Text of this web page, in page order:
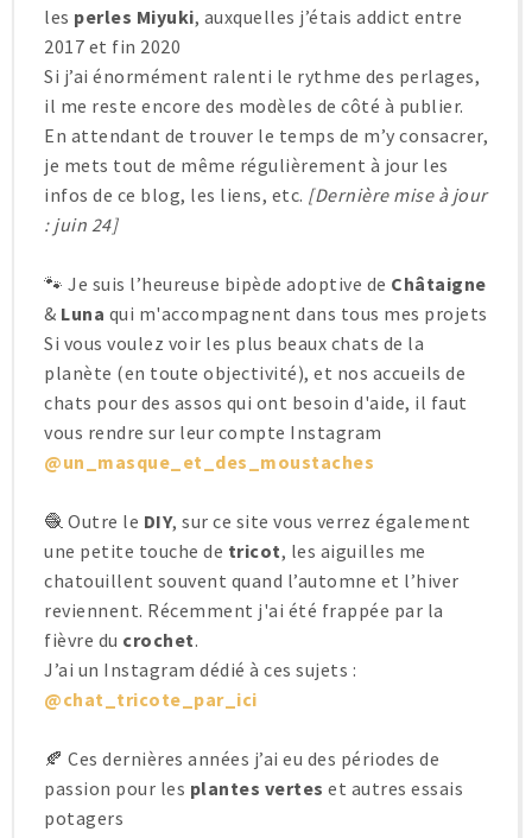
les perles Miyuki, auxquelles j’étais addict entre
2017 et fin 2020
Si j’ai énormément ralenti le rythme des perlages,
il me reste encore des modèles de côté à publier.
En attendant de trouver le temps de m’y consacrer,
je mets tout de même régulièrement à jour les
infos de ce blog, les liens, etc. [Dernière mise à jour
: juin 24]
🐾 Je suis l’heureuse bipède adoptive de Châtaigne
& Luna qui m'accompagnent dans tous mes projets
Si vous voulez voir les plus beaux chats de la
planète (en toute objectivité), et nos accueils de
chats pour des assos qui ont besoin d'aide, il faut
vous rendre sur leur compte Instagram
@un_masque_et_des_moustaches
🧶 Outre le DIY, sur ce site vous verrez également
une petite touche de tricot, les aiguilles me
chatouillent souvent quand l’automne et l’hiver
reviennent. Récemment j'ai été frappée par la
fièvre du crochet.
J’ai un Instagram dédié à ces sujets :
@chat_tricote_par_ici
🍂 Ces dernières années j’ai eu des périodes de
passion pour les plantes vertes et autres essais
potagers